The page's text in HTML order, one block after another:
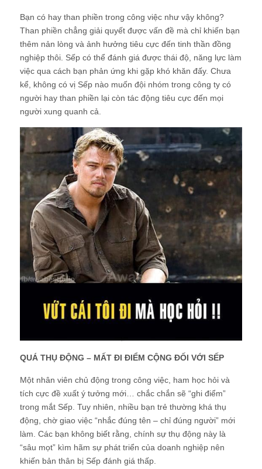
Bạn có hay than phiền trong công việc như vậy không?
Than phiền chẳng giải quyết được vấn đề mà chỉ khiến bạn
thêm nản lòng và ảnh hưởng tiêu cực đến tinh thần đồng
nghiệp thôi. Sếp có thể đánh giá được thái độ, năng lực làm
việc qua cách bạn phản ứng khi gặp khó khăn đấy. Chưa
kể, không có vị Sếp nào muốn đội nhóm trong công ty có
người hay than phiền lại còn tác động tiêu cực đến mọi
người xung quanh cả.
QUÁ THỤ ĐỘNG – MẤT ĐI ĐIỂM CỘNG ĐỐI VỚI SẾP
Một nhân viên chủ động trong công việc, ham học hỏi và
tích cực đề xuất ý tưởng mới… chắc chắn sẽ “ghi điểm”
trong mắt Sếp. Tuy nhiên, nhiều bạn trẻ thường khá thụ
động, chờ giao việc “nhắc đúng tên – chỉ đúng người” mới
làm. Các bạn không biết rằng, chính sự thụ động này là
“sâu mọt” kìm hãm sự phát triển của doanh nghiệp nên
khiến bản thân bị Sếp đánh giá thấp.